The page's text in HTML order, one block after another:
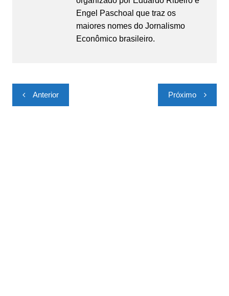
Engel Paschoal que traz os
maiores nomes do Jornalismo
Econômico brasileiro.
Navegação
de
Anterior Próximo